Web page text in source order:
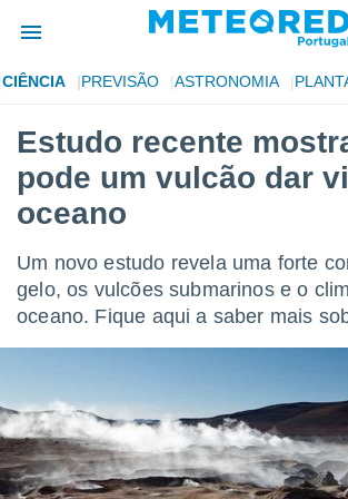
da
foi
para
fornecidas
a este
forma
digital
CIÊNCIA PREVISÃO ASTRONOMIA
Estudo recente
pode um vulcão dar
oceano
Um novo estudo revela uma forte
gelo, os vulcões submarinos e o
oceano. Fique aqui a saber mais